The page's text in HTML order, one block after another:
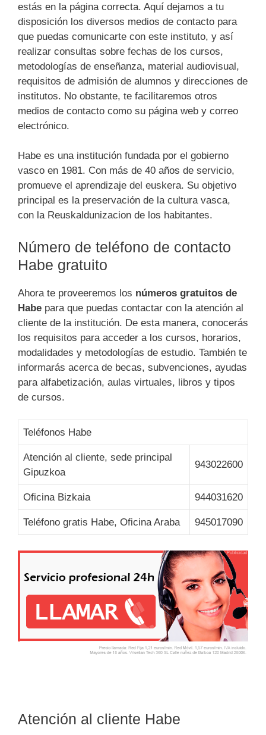
estás en la página correcta. Aquí dejamos a tu
disposición los diversos medios de contacto para
que puedas comunicarte con este instituto, y así
realizar consultas sobre fechas de los cursos,
metodologías de enseñanza, material audiovisual,
requisitos de admisión de alumnos y direcciones de
institutos. No obstante, te facilitaremos otros
medios de contacto como su página web y correo
electrónico.
Habe es una institución fundada por el gobierno
vasco en 1981. Con más de 40 años de servicio,
promueve el aprendizaje del euskera. Su objetivo
principal es la preservación de la cultura vasca,
con la Reuskaldunizacion de los habitantes.
Número de teléfono de contacto
Habe gratuito
Ahora te proveeremos los números gratuitos de
Habe para que puedas contactar con la atención al
cliente de la institución. De esta manera, conocerás
los requisitos para acceder a los cursos, horarios,
modalidades y metodologías de estudio. También te
informarás acerca de becas, subvenciones, ayudas
para alfabetización, aulas virtuales, libros y tipos
de cursos.
Teléfonos Habe
Atención al cliente, sede principal
Gipuzkoa
943022600
Oficina Bizkaia 944031620
Teléfono gratis Habe, Oficina Araba 945017090
Atención al cliente Habe